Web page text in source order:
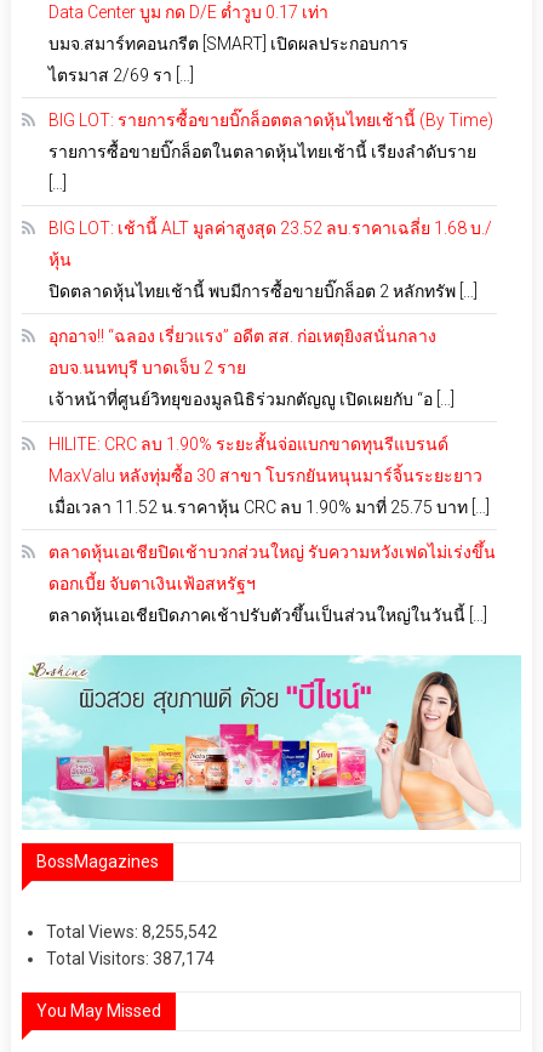
Data Center บูม กด D/E ต่ำวูบ 0.17 เท่า
บมจ.สมาร์ทคอนกรีต [SMART] เปิดผลประกอบการ
ไตรมาส 2/69 รา […]
BIG LOT: รายการซื้อขายบิ๊กล็อตตลาดหุ้นไทยเช้านี้ (By Time)
รายการซื้อขายบิ๊กล็อตในตลาดหุ้นไทยเช้านี้ เรียงลำดับราย
[…]
BIG LOT: เช้านี้ ALT มูลค่าสูงสุด 23.52 ลบ.ราคาเฉลี่ย 1.68 บ./
หุ้น
ปิดตลาดหุ้นไทยเช้านี้ พบมีการซื้อขายบิ๊กล็อต 2 หลักทรัพ […]
อุกอาจ!! “ฉลอง เรี่ยวแรง” อดีต สส. ก่อเหตุยิงสนั่นกลาง
อบจ.นนทบุรี บาดเจ็บ 2 ราย
เจ้าหน้าที่ศูนย์วิทยุของมูลนิธิร่วมกตัญญู เปิดเผยกับ “อ […]
HILITE: CRC ลบ 1.90% ระยะสั้นจ่อแบกขาดทุนรีแบรนด์
MaxValu หลังทุ่มซื้อ 30 สาขา โบรกยันหนุนมาร์จิ้นระยะยาว
เมื่อเวลา 11.52 น.ราคาหุ้น CRC ลบ 1.90% มาที่ 25.75 บาท […]
ตลาดหุ้นเอเชียปิดเช้าบวกส่วนใหญ่ รับความหวังเฟดไม่เร่งขึ้น
ดอกเบี้ย จับตาเงินเฟ้อสหรัฐฯ
ตลาดหุ้นเอเชียปิดภาคเช้าปรับตัวขึ้นเป็นส่วนใหญ่ในวันนี้ […]
BossMagazines
Total Views: 8,255,542
Total Visitors: 387,174
You May Missed